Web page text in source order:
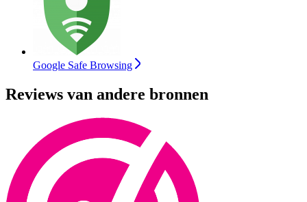
Google Safe Browsing
Reviews van andere bronnen